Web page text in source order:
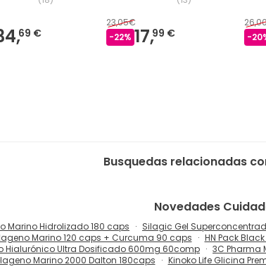
69 €
23,05€
-22% 17,99 €
-20
Busquedas relacionadas
Novedades
Marino Hidrolizado 180 caps Silagic Gel
Marino 120 caps + Curcuma 90 caps
HN Pack
Hialurónico Ultra Dosificado 600mg 60comp
3C Pharma
Marino 2000 Dalton 180caps
Kinoko Life Glicina